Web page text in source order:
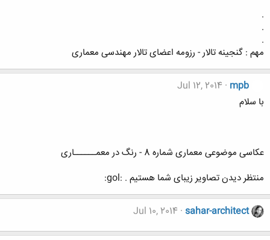
.
.
.
مهم : گنجینه تالار - رزومه اعضای تالار مهندسی معماری
mpb
Jul 12, 2014
با سلام
عکاسی موضوعی معماری شماره 8 - رنگ در معمــــــاری
منتظر دیدن تصاویر زیبای شما هستیم . :gol:
sahar-architect
Jul 10, 2014